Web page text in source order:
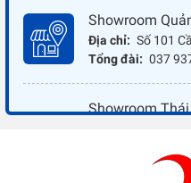
Showroom
Địa chỉ: Số 101
Tổng đài: 037
Showroom
037